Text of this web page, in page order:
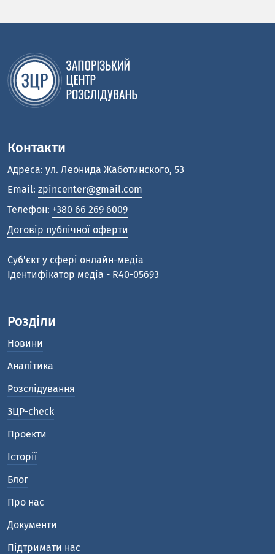
Контакти
Адреса: ул. Леонида Жаботинского, 53
Email: zpincenter@gmail.com
Телефон: +380 66 269 6009
Договір публічної оферти
Cуб'єкт у сфері онлайн-медіа
Ідентифікатор медіа - R40-05693
Розділи
Новини
Аналітика
Розслідування
ЗЦР-check
Проекти
Історії
Блог
Про нас
Документи
Підтримати нас